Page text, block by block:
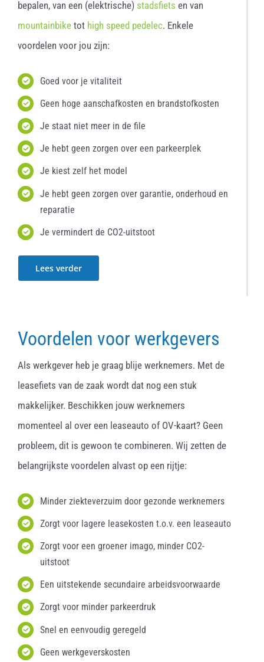
bepalen, van een (elektrische) stadsfiets en van
mountainbiketot high speed pedelec. Enkele
voordelen voor jou zijn:
Goed voor je vitaliteit
Geen hoge aanschafkosten en brandstofkosten
Je staat niet meer in de file
Je hebt geen zorgen over een parkeerplek
Je kiest zelf het model
Je hebt geen zorgen over garantie, onderhoud en
reparatie
Je vermindert de CO2-uitstoot
Lees verder
Voordelen voor werkgevers
Als werkgever heb je graag blije werknemers. Met de
leasefiets van de zaak wordt dat nog een stuk
makkelijker. Beschikken jouw werknemers
momenteel al over een leaseauto of OV-kaart? Geen
probleem, dit is gewoon te combineren. Wij zetten de
belangrijkste voordelen alvast op een rijtje:
Minder ziekteverzuim door gezonde werknemers
Zorgt voor lagere leasekosten t.o.v. een leaseauto
Zorgt voor een groener imago, minder CO2-
uitstoot
Een uitstekende secundaire arbeidsvoorwaarde
Zorgt voor minder parkeerdruk
Snel en eenvoudig geregeld
Geen werkgeverskosten